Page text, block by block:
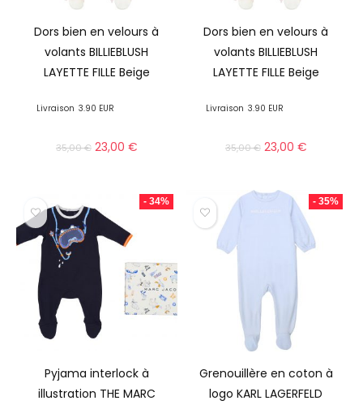
Dors bien en velours à
volants BILLIEBLUSH
LAYETTE FILLE Beige
Livraison 3.90 EUR
35,00€ 23,00 €
Dors bien en velours à
volants BILLIEBLUSH
LAYETTE FILLE Beige
Livraison 3.90 EUR
35,00€ 23,00 €
- 34%
Pyjama interlock à
illustration THE MARC
- 35%
Grenouillère en coton à
logo KARL LAGERFELD